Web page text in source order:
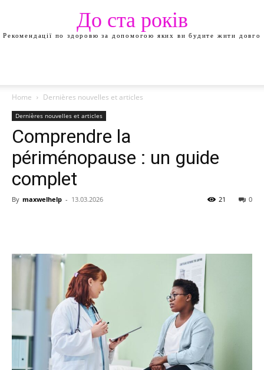
До ста років
Рекомендації по здоровю за допомогою яких ви будите жити довго
Home Dernières nouvelles et articles
Dernières nouvelles et articles
Comprendre la
périménopause : un guide
complet
By maxwelhelp - 13.03.2026 0
21